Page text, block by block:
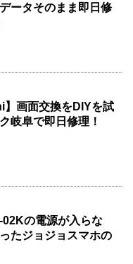
ータそのまま即日修
】画面交換をDIYを試
岐阜で即日修理！
02Kの電源が入らな
たジョジョスマホの